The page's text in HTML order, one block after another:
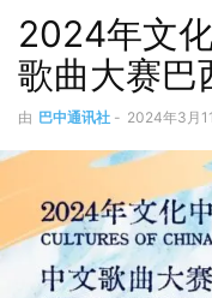
2024年文
歌曲大赛巴
由 巴中通讯社 - 2024年3月